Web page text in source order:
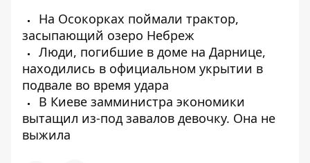
На Осокорках поймали трактор,
засыпающий озеро Небреж
Люди, погибшие в доме на Дарнице,
находились в официальном укрытии в
подвале во время удара
В Киеве замминистра экономики
вытащил из-под завалов девочку. Она не
выжила